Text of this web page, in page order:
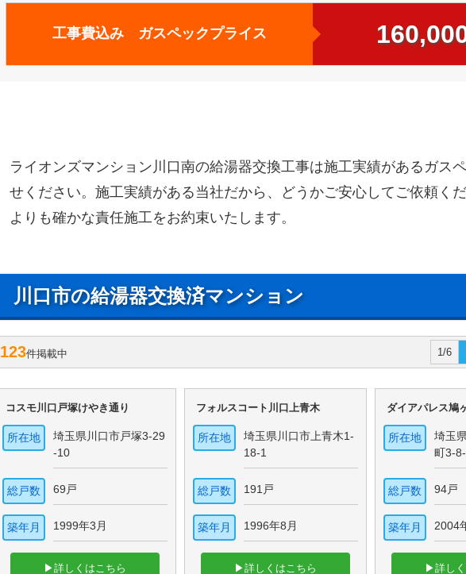
工事費込み ガスペックプライス
ライオンズマンション川口南の給湯器交換工事は施工実績があるガス
せください。施工実績がある当社だから、どうかご安心してご依頼く
よりも確かな責任施工をお約束いたします。
川口市の給湯器交換済マンション
123件掲載中 1/6
コスモ川口戸塚けやき通り
所在地
埼玉県川口市戸塚3-29
-10
総戸数 69戸
築年月 1999年3月
▶詳しくはこちら
フォルスコート川口上青木
所在地
埼玉県川口市上青木1-
18-1
総戸数 191戸
築年月 1996年8月
▶詳しくはこちら
ダイアパレス鳩
所在地
埼玉
町3-
総戸数 94戸
築年月 2004
▶詳し